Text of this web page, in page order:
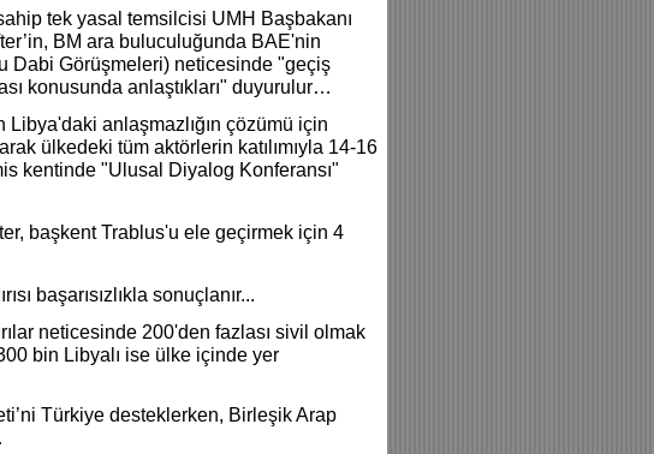
sahip tek yasal temsilcisi UMH Başbakanı
BM ara buluculuğunda BAE'nin
Dabi Görüşmeleri) neticesinde "geçiş
konusunda anlaştıkları" duyurulur…
anlaşmazlığın çözümü için
ülkedeki tüm aktörlerin katılımıyla 14-16
kentinde "Ulusal Diyalog Konferansı"
başkent Trablus'u ele geçirmek için 4
başarısızlıkla sonuçlanır...
neticesinde 200'den fazlası sivil olmak
bin Libyalı ise ülke içinde yer
Türkiye desteklerken, Birleşik Arap